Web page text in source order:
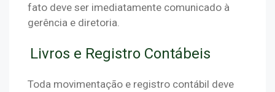
fato deve ser imediatamente comunicado à
gerência e diretoria.
Livros e Registro Contábeis
Toda movimentação e registro contábil deve